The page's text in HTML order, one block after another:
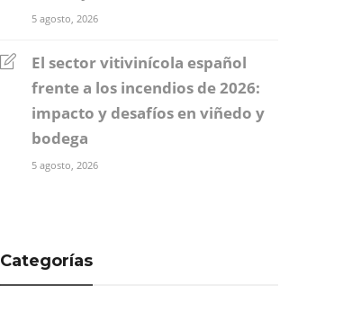
5 agosto, 2026
El sector vitivinícola español
frente a los incendios de 2026:
impacto y desafíos en viñedo y
bodega
5 agosto, 2026
Categorías